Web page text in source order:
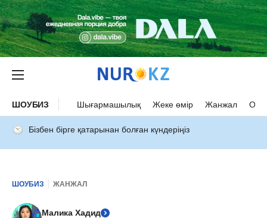
ШОУБИЗ Шығармашылық Жеке өмір Жанжал
Бізбен бірге қатарынан болған күндеріңіз
ШОУБИЗ ЖАНЖАЛ
Малика Хадид